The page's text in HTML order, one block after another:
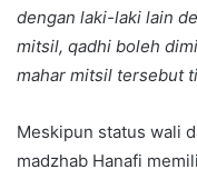
dengan laki-laki lain
mitsil, qadhi boleh
mahar mitsil tersebut
Meskipun status wali
madzhab Hanafi